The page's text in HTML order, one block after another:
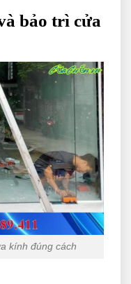
bảo trì cửa
kính đúng cách